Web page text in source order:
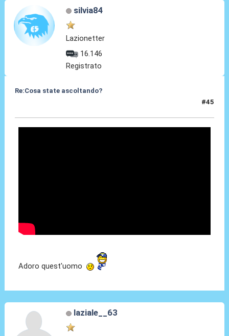
silvia84
Lazionetter
16.146
Registrato
Re:Cosa state ascoltando?
#45
Adoro quest'uomo
laziale__63